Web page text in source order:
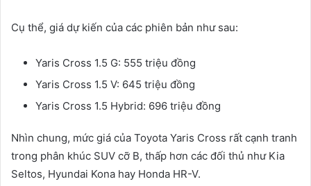
Cụ thể, giá dự kiến của các phiên bản như sau:
Yaris Cross 1.5 G: 555 triệu đồng
Yaris Cross 1.5 V: 645 triệu đồng
Yaris Cross 1.5 Hybrid: 696 triệu đồng
Nhìn chung, mức giá của Toyota Yaris Cross rất cạnh tranh
trong phân khúc SUV cỡ B, thấp hơn các đối thủ như Kia
Seltos, Hyundai Kona hay Honda HR-V.